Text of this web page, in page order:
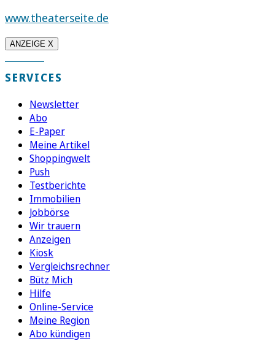
www.theaterseite.de
ANZEIGE X
SERVICES
Newsletter
Abo
E-Paper
Meine Artikel
Shoppingwelt
Push
Testberichte
Immobilien
Jobbörse
Wir trauern
Anzeigen
Kiosk
Vergleichsrechner
Bütz Mich
Hilfe
Online-Service
Meine Region
Abo kündigen